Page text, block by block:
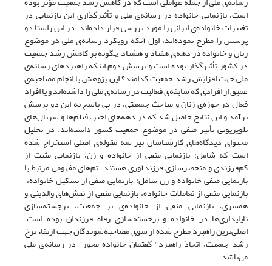
است، بازنمایی خانواده در رسانه‌ی ملی و تأثیرگذاری این بازنمایی در
تغییرات خانواده‌ی ایرانی را مورد بررسی قرار داده‌اند. در این راستا دو
پرسش را مطرح نموده‌اند، اول آنکه رویکرد رسانه‌ی ملی در موضوع
زنان و خانواده در دهه‌ی هفتاد و هشتاد چگونه‌ بر کاهش رشد جمعیت
در کشور تأثیر‌گذار بوده است و پرسش دوم اینکه راهبرد‌های رسانه‌ی
ملی جهت افزایش رشد جمعیت کدامند؟ این پژوهش با انجام مصاحبه‌ی
عمیق از افرادی که سابقه‌ی فعالیت در رسانه‌ی ملی را داشته‌اند و یا افراد
فعال در حوزه‌ی زنان و مباحث جمعیتی، در پی پاسخ به این دو پرسش
برآمد و این نتایج حاصل شد که در دهه‌های اخیر، فیلم‌ها و سریال‌های
تلویزیونی تأثیر منفی در موضوع جمعیت کشور داشته‌اند. در تحلیل
محتوای دیدگاه‌های کارشناسان نیز سه مقوله‌ی اصلی استخراج شده
است که شامل: بازنمایی منفی از خانواده و زن، بازنمایی مثبت از
کم‌فرزندی و منحصرسازی فرزند‌آوری هستند. تم‌های مفهومی مرتبط با
بازنمایی منفی خانواده و زن شامل: بازنمایی منفی از تشکیل خانواده،
بازنمایی منفی از تعاملات خانواده، بازنمایی منفی از نقش‌های والدینی و
همسری، بازنمایی منفی از خانواده‌ی پر جمعیت، برجسته‌سازی
ناپایداری‌ها در خانواده و برجسته‌سازی رفاه فرزندان بوده است.
اصلی‌ترین راهبرد مطرح شده از سوی مصاحبه‌شوندگان جهت ارتقاء نرخ
رشد جمعیت، اتخاذ راهبرد" گفتمان خانواده محور" در رسانه‌ی ملی
می‌باشد.